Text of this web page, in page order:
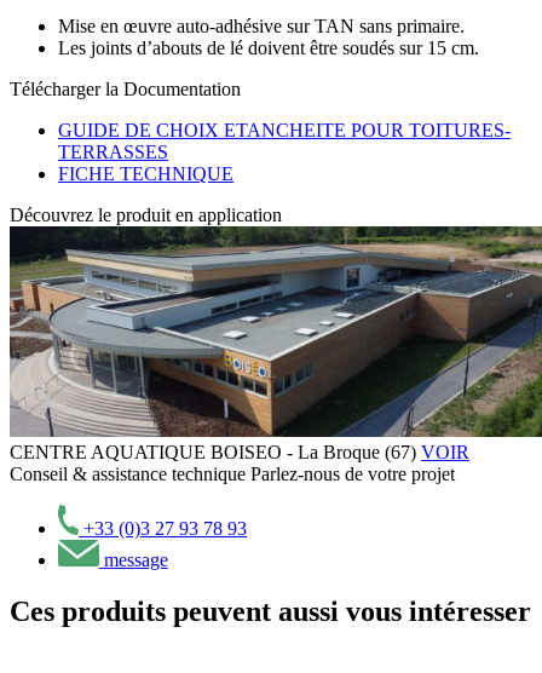
Mise en œuvre auto-adhésive sur TAN sans primaire.
Les joints d’abouts de lé doivent être soudés sur 15 cm.
Télécharger la Documentation
GUIDE DE CHOIX ETANCHEITE POUR TOITURES-
TERRASSES
FICHE TECHNIQUE
Découvrez le produit en application
CENTRE AQUATIQUE BOISEO - La Broque (67) VOIR
Conseil & assistance technique Parlez-nous de votre projet
+33 (0)3 27 93 78 93
message
Ces produits peuvent aussi vous intéresser